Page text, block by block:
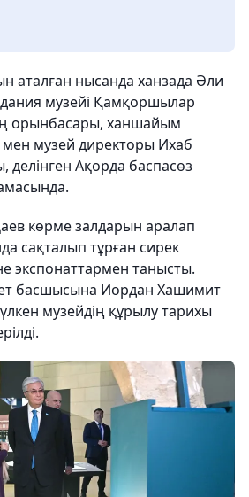
аталған нысанда ханзада Әли
музейі Қамқоршылар
орынбасары, ханшайым
музей директоры Ихаб
Ақорда баспасөз
көрме залдарын аралап
сақталып тұрған сирек
экспонаттармен танысты.
басшысына Иордан Хашимит
үлкен музейдің құрылу тарихы